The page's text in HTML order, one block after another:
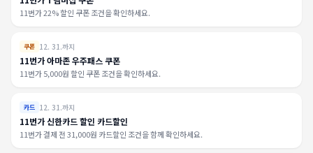
11번가 22% 할인 쿠폰 조건을 확인하세요.
쿠폰 12. 31.까지
11번가 아마존 우주패스 쿠폰
11번가 5,000원 할인 쿠폰 조건을 확인하세요.
카드 12. 31.까지
11번가 신한카드 할인 카드할인
11번가 결제 전 31,000원 카드할인 조건을 함께 확인하세요.